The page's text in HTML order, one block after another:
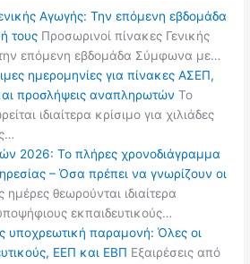
Αγωγής: Την επόμενη εβδομάδα
τους Προσωρινοί πίνακες Γενικής
επόμενη εβδομάδα Σύμφωνα με…
ημερομηνίες για πίνακες ΑΣΕΠ,
προσλήψεις αναπληρωτών Το
ιδιαίτερα κρίσιμο για χιλιάδες
2026: Το πλήρες χρονοδιάγραμμα
– Όσα πρέπει να γνωρίζουν οι
ημέρες θεωρούνται ιδιαίτερα
εκπαιδευτικούς…
υποχρεωτική παραμονή: Όλες οι
ΕΕΠ και ΕΒΠ Εξαιρέσεις από